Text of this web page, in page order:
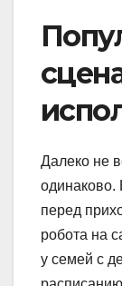
Далеко не
одинаково.
перед
робота на
у семей с